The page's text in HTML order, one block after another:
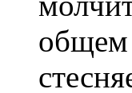
общем